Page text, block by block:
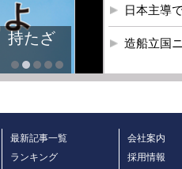
持たざ
日本主導
造船立国
最新記事一覧
ランキング
会社案内
採用情報